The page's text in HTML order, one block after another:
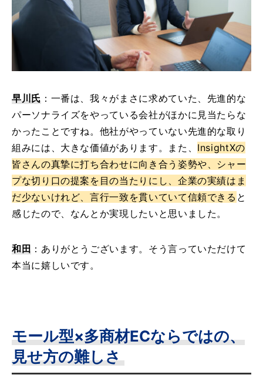
早川氏：一番は、我々がまさに求めていた、先進的な
パーソナライズをやっている会社がほかに見当たらな
かったことですね。他社がやっていない先進的な取り
組みには、大きな価値があります。また、 InsightXの
皆さんの真摯に打ち合わせに向き合う姿勢や、シャー
プな切り口の提案を目の当たりにし、企業の実績はま
だ少ないけれど、言行一致を貫いていて信頼できる と
感じたので、なんとか実現したいと思いました。
和田 ：ありがとうございます。そう言っていただけて
本当に嬉しいです。
モール型×多商材ECならではの、
見せ方の難しさ